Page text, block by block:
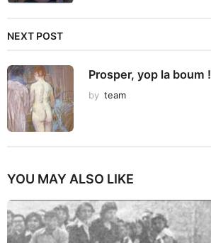
NEXT POST
Prosper, yop la boum !
by team
YOU MAY ALSO LIKE